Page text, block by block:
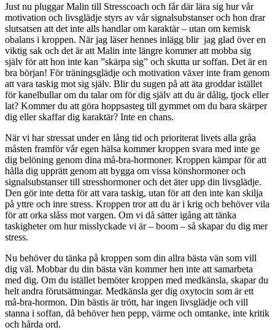
Just nu pluggar Malin till Stresscoach och får där lära sig hur vår
motivation och livsglädje styrs av vår signalsubstanser och hon drar
slutsatsen att det inte alls handlar om karaktär – utan om kemisk
obalans i kroppen. När jag läser hennes inlägg blir jag glad över en
viktig sak och det är att Malin inte längre kommer att mobba sig
själv för att hon inte kan ”skärpa sig” och skutta ur soffan. Det är en
bra början! För träningsglädje och motivation växer inte fram genom
att vara taskig mot sig själv. Blir du sugen på att äta groddar istället
för kanelbullar om du talar om för dig själv att du är dålig, tjock eller
lat? Kommer du att göra hoppsasteg till gymmet om du bara skärper
dig eller skaffar dig karaktär? Inte en chans.
När vi har stressat under en lång tid och prioriterat livets alla gråa
måsten framför vår egen hälsa kommer kroppen svara med inte ge
dig belöning genom dina må-bra-hormoner. Kroppen kämpar för att
hålla dig upprätt genom att bygga om vissa könshormoner och
signalsubstanser till stresshormoner och det äter upp din livsglädje.
Den gör inte detta för att vara taskig, utan för att den inte kan skilja
på yttre och inre stress. Kroppen tror att du är i krig och behöver vila
för att orka slåss mot vargen. Om vi då sätter igång att tänka
taskigheter om hur misslyckade vi är – boom – så skapar du dig mer
stress.
Nu behöver du tänka på kroppen som din allra bästa vän som vill
dig väl. Mobbar du din bästa vän kommer hen inte att samarbeta
med dig. Om du istället bemöter kroppen med medkänsla, skapar du
helt andra förutsättningar. Medkänsla ger dig oxytocin som är ett
må-bra-hormon. Din bästis är trött, har ingen livsglädje och vill
stanna i soffan, då behöver hen pepp, värme och omtanke, inte kritik
och hårda ord.